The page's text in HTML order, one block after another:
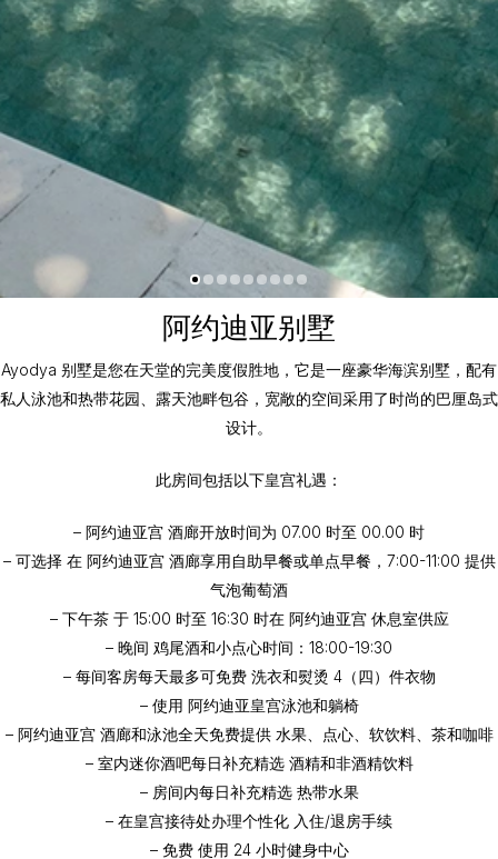
阿约迪亚别墅
Ayodya 别墅是您在天堂的完美度假胜地，它是一座豪华海滨别墅，配有
私人泳池和热带花园、露天池畔包谷，宽敞的空间采用了时尚的巴厘岛式
设计。
此房间包括以下皇宫礼遇：
– 阿约迪亚宫 酒廊开放时间为 07.00 时至 00.00 时
– 可选择 在 阿约迪亚宫 酒廊享用自助早餐或单点早餐，7:00-11:00 提供
气泡葡萄酒
– 下午茶 于 15:00 时至 16:30 时在 阿约迪亚宫 休息室供应
– 晚间 鸡尾酒和小点心时间：18:00-19:30
– 每间客房每天最多可免费 洗衣和熨烫 4（四）件衣物
– 使用 阿约迪亚皇宫泳池和躺椅
– 阿约迪亚宫 酒廊和泳池全天免费提供 水果、点心、软饮料、茶和咖啡
– 室内迷你酒吧每日补充精选 酒精和非酒精饮料
– 房间内每日补充精选 热带水果
– 在皇宫接待处办理个性化 入住/退房手续
– 免费 使用 24 小时健身中心